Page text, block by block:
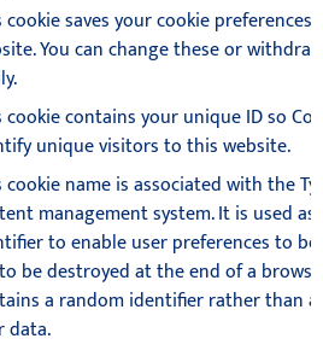
cookie saves your cookie
You can change these or
cookie contains your unique ID so
unique visitors to this website.
cookie name is associated with the
management system. It is used as
to enable user preferences to
be destroyed at the end of a
a random identifier rather than
data.